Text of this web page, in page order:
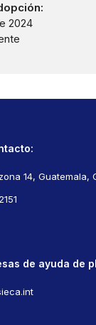
2024
14, Guatemala,
de ayuda de